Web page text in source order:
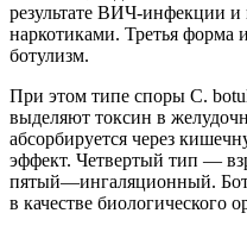
результате ВИЧ-инфекции и
наркотиками. Третья форма
ботулизм.
При этом типе споры С.
выделяют токсин в
абсорбируется через
эффект. Четвертый тип —
пятый—ингаляционный.
в качестве биологического